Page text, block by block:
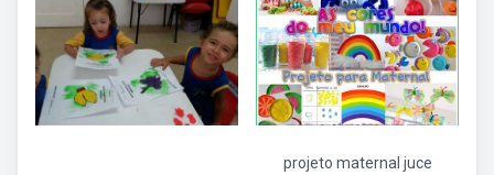
projeto maternal juce